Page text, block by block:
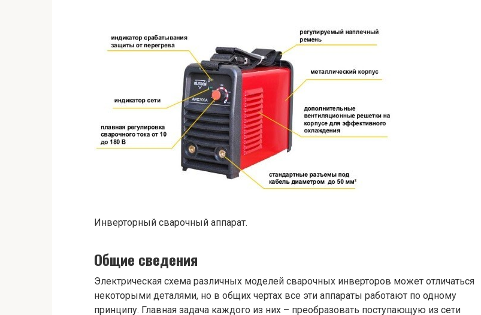
Инверторный сварочный аппарат.
Общие сведения
Электрическая схема различных моделей сварочных инверторов может отличаться
некоторыми деталями, но в общих чертах все эти аппараты работают по одному
принципу. Главная задача каждого из них – преобразовать поступающую из сети